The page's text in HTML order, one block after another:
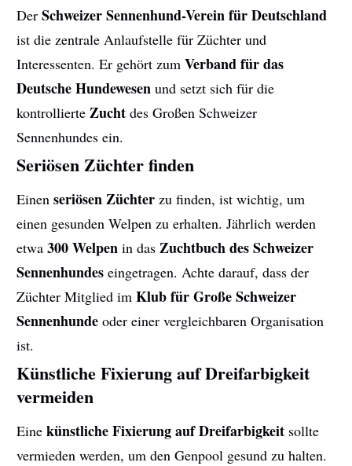
Der Schweizer Sennenhund-Verein für Deutschland
ist die zentrale Anlaufstelle für Züchter und
Interessenten. Er gehört zum Verband für das
Deutsche Hundewesen und setzt sich für die
kontrollierte Zucht des Großen Schweizer
Sennenhundes ein.
Seriösen Züchter finden
Einen seriösen Züchter zu finden, ist wichtig, um
einen gesunden Welpen zu erhalten. Jährlich werden
etwa 300 Welpen in das Zuchtbuch des Schweizer
Sennenhundes eingetragen. Achte darauf, dass der
Züchter Mitglied im Klub für Große Schweizer
Sennenhunde oder einer vergleichbaren Organisation
ist.
Künstliche Fixierung auf Dreifarbigkeit
vermeiden
Eine künstliche Fixierung auf Dreifarbigkeit sollte
vermieden werden, um den Genpool gesund zu halten.